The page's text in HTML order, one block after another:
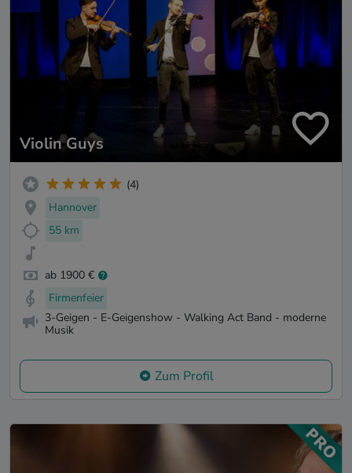
Violin Guys
(4)
Hannover
55 km
ab 1900 €
Firmenfeier
3-Geigen - E-Geigenshow - Walking Act Band - moderne
Musik
Zum Profil